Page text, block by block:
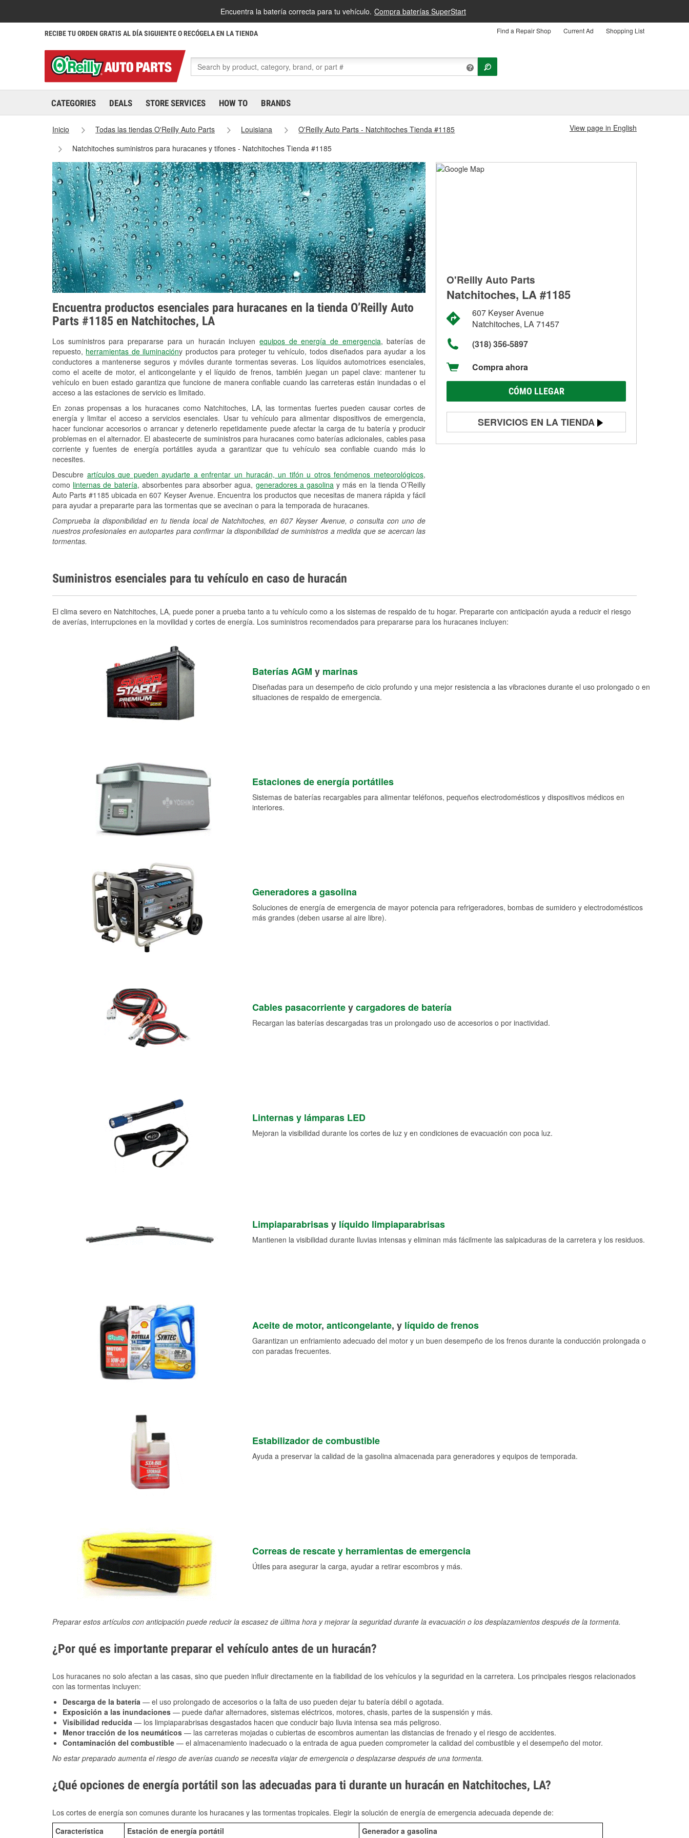
Encuentra la batería correcta para tu vehículo. Compra baterías SuperStart
RECIBE TU ORDEN GRATIS AL DÍA SIGUIENTE O RECÓGELA EN LA TIENDA Find a Repair Shop Current Ad Shopping List
CATEGORIES DEALS STORE SERVICES HOW TO BRANDS
Inicio Todas las tiendas O'Reilly Auto Parts Louisiana
O'Reilly Auto Parts - Natchitoches Tienda #1185
Natchitoches suministros para huracanes y tifones - Natchitoches Tienda #1185
View page in English
Encuentra productos esenciales para huracanes en la tienda O’Reilly Auto
Parts #1185 en Natchitoches, LA
Los suministros para prepararse para un huracán incluyenequipos de energía de emergencia, baterías de
repuesto, herramientas de iluminacióny productos para proteger tu vehículo, todos diseñados para ayudar a los
conductores a mantenerse seguros y móviles durante tormentas severas. Los líquidos automotrices esenciales,
como el aceite de motor, el anticongelante y el líquido de frenos, también juegan un papel clave: mantener tu
vehículo en buen estado garantiza que funcione de manera confiable cuando las carreteras están inundadas o el
acceso a las estaciones de servicio es limitado.
En zonas propensas a los huracanes como Natchitoches, LA, las tormentas fuertes pueden causar cortes de
energía y limitar el acceso a servicios esenciales. Usar tu vehículo para alimentar dispositivos de emergencia,
hacer funcionar accesorios o arrancar y detenerlo repetidamente puede afectar la carga de tu batería y producir
problemas en el alternador. El abastecerte de suministros para huracanes como baterías adicionales, cables pasa
corriente y fuentes de energía portátiles ayuda a garantizar que tu vehículo sea confiable cuando más lo
necesites.
Descubre artículos que pueden ayudarte a enfrentar un huracán, un tifón u otros fenómenos meteorológicos,
como linternas de batería, absorbentes para absorber agua, generadores a gasolinay más en la tienda O’Reilly
Auto Parts #1185 ubicada en 607 Keyser Avenue. Encuentra los productos que necesitas de manera rápida y fácil
para ayudar a prepararte para las tormentas que se avecinan o para la temporada de huracanes.
Comprueba la disponibilidad en tu tienda local de Natchitoches, en 607 Keyser Avenue, o consulta con uno de
nuestros profesionales en autopartes para confirmar la disponibilidad de suministros a medida que se acercan las
tormentas.
O'Reilly Auto Parts
Natchitoches, LA #1185
607 Keyser Avenue
Natchitoches, LA 71457
(318) 356-5897
Compra ahora
CÓMO LLEGAR
SERVICIOS EN LA TIENDA
Prueba de batería
Tornado Supplies
Suministros esenciales para tu vehículo en caso de huracán
El clima severo en Natchitoches, LA, puede poner a prueba tanto a tu vehículo como a los sistemas de respaldo de tu hogar. Prepararte con anticipación ayuda a reducir el riesgo
de averías, interrupciones en la movilidad y cortes de energía. Los suministros recomendados para prepararse para los huracanes incluyen:
Baterías AGM y marinas
Diseñadas para un desempeño de ciclo profundo y una mejor resistencia a las vibraciones durante el uso prolongado o en
situaciones de respaldo de emergencia.
Estaciones de energía portátiles
Sistemas de baterías recargables para alimentar teléfonos, pequeños electrodomésticos y dispositivos médicos en
interiores.
Generadores a gasolina
Soluciones de energía de emergencia de mayor potencia para refrigeradores, bombas de sumidero y electrodomésticos
más grandes (deben usarse al aire libre).
Cables pasacorrienteycargadores de batería
Recargan las baterías descargadas tras un prolongado uso de accesorios o por inactividad.
Linternas y lámparas LED
Mejoran la visibilidad durante los cortes de luz y en condiciones de evacuación con poca luz.
Limpiaparabrisasy líquido limpiaparabrisas
Mantienen la visibilidad durante lluvias intensas y eliminan más fácilmente las salpicaduras de la carretera y los residuos.
Aceite de motor, anticongelante, y líquido de frenos
Garantizan un enfriamiento adecuado del motor y un buen desempeño de los frenos durante la conducción prolongada o
con paradas frecuentes.
Estabilizador de combustible
Ayuda a preservar la calidad de la gasolina almacenada para generadores y equipos de temporada.
Correas de rescate y herramientas de emergencia
Útiles para asegurar la carga, ayudar a retirar escombros y más.
Preparar estos artículos con anticipación puede reducir la escasez de última hora y mejorar la seguridad durante la evacuación o los desplazamientos después de la tormenta.
¿Por qué es importante preparar el vehículo antes de un huracán?
Los huracanes no solo afectan a las casas, sino que pueden influir directamente en la fiabilidad de los vehículos y la seguridad en la carretera. Los principales riesgos relacionados
con las tormentas incluyen:
Descarga de la batería — el uso prolongado de accesorios o la falta de uso pueden dejar tu batería débil o agotada.
Exposición a las inundaciones — puede dañar alternadores, sistemas eléctricos, motores, chasis, partes de la suspensión y más.
Visibilidad reducida — los limpiaparabrisas desgastados hacen que conducir bajo lluvia intensa sea más peligroso.
Menor tracción de los neumáticos — las carreteras mojadas o cubiertas de escombros aumentan las distancias de frenado y el riesgo de accidentes.
Contaminación del combustible — el almacenamiento inadecuado o la entrada de agua pueden comprometer la calidad del combustible y el desempeño del motor.
No estar preparado aumenta el riesgo de averías cuando se necesita viajar de emergencia o desplazarse después de una tormenta.
¿Qué opciones de energía portátil son las adecuadas para ti durante un huracán en Natchitoches, LA?
Los cortes de energía son comunes durante los huracanes y las tormentas tropicales. Elegir la solución de energía de emergencia adecuada depende de:
Característica
Estación de energía portátil Generador a gasolina